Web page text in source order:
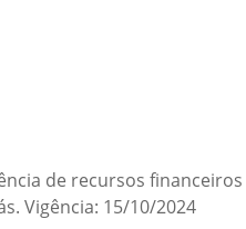
de recursos
Vigência: 15/10/2024